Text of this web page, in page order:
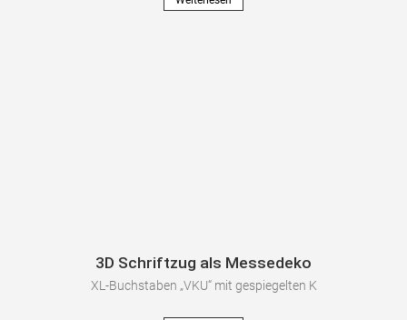
3D Schriftzug als Messedeko
XL-Buchstaben „VKU“ mit gespiegelten K